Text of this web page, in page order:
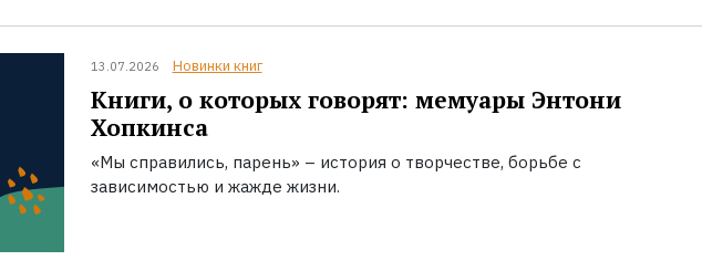
13.07.2026 Новинки книг
Книги, о которых говорят: мемуары Энтони
Хопкинса
«Мы справились, парень» – история о творчестве, борьбе с
зависимостью и жажде жизни.